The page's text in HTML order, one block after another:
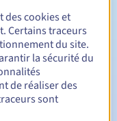
Entre 1 et 10 ans
des cookies et
Certains traceurs
du site.
la sécurité du
de réaliser des
sont